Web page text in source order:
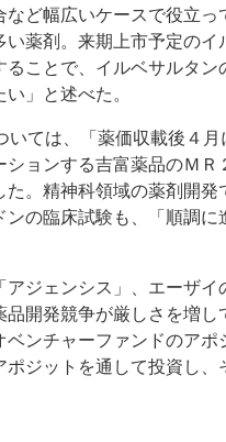
ど幅広いケースで役立っ
薬剤。来期上市予定のイ
ことで、イルベサルタン
」と述べた。
ては、「薬価収載後４月
ョンする吉富薬品のＭＲ
。精神科領域の薬剤開発
の臨床試験も、「順調に
ジェンシス」、エーザイ
開発競争が厳しさを増し
ンチャーファンドのアポ
ジットを通して投資し、